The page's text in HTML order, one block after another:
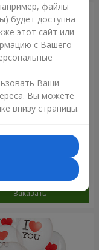
“Мир чудес”
Заказать
файлы
будет доступна
этот сайт или
с Вашего
Ваши
Вы можете
внизу страницы.